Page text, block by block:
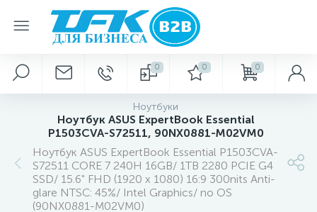
0 0 0
Ноутбуки
Ноутбук ASUS ExpertBook Essential
P1503CVA-S72511, 90NX0881-M02VM0
Ноутбук ASUS ExpertBook Essential P1503CVA-
S72511 CORE 7 240H 16GB/ 1TB 2280 PCIE G4
SSD/ 15.6" FHD (1920 x 1080) 16:9 300nits Anti-
glare NTSC: 45%/ Intel Graphics/ no OS
(90NX0881-M02VM0)